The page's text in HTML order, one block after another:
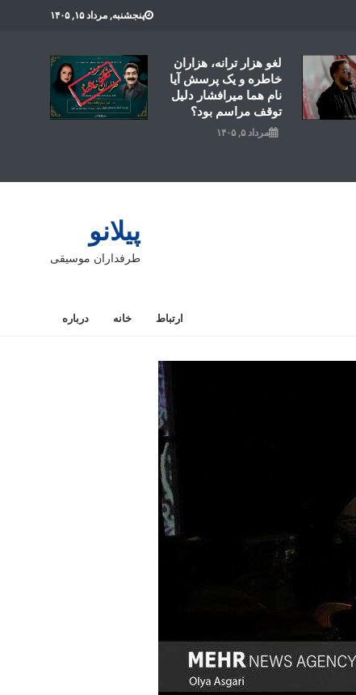
پنجشنبه, مرداد ۱۵, ۱۴۰۵
لغو هزار ترانه، هزاران
خاطره و یک پرسش آیا
نام هما میرافشار دلیل
توقف مراسم بود؟
مرداد ۵, ۱۴۰۵
پیلانو
طرفداران موسیقی
ارتباط خانه درباره